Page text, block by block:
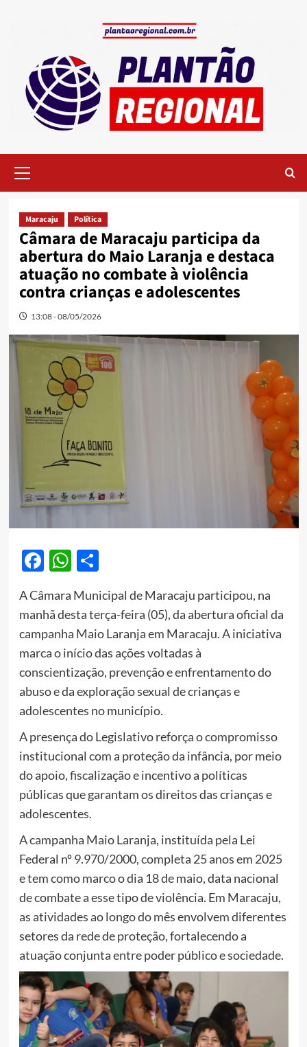
Menu
Maracaju Política
Câmara de Maracaju participa da
abertura do Maio Laranja e destaca
atuação no combate à violência
contra crianças e adolescentes
13:08 - 08/05/2026
Facebook
WhatsApp
Share
A Câmara Municipal de Maracaju participou, na
manhã desta terça-feira (05), da abertura oficial da
campanha Maio Laranja em Maracaju. A iniciativa
marca o início das ações voltadas à
conscientização, prevenção e enfrentamento do
abuso e da exploração sexual de crianças e
adolescentes no município.
A presença do Legislativo reforça o compromisso
institucional com a proteção da infância, por meio
do apoio, fiscalização e incentivo a políticas
públicas que garantam os direitos das crianças e
adolescentes.
A campanha Maio Laranja, instituída pela Lei
Federal nº 9.970/2000, completa 25 anos em 2025
e tem como marco o dia 18 de maio, data nacional
de combate a esse tipo de violência. Em Maracaju,
as atividades ao longo do mês envolvem diferentes
setores da rede de proteção, fortalecendo a
atuação conjunta entre poder público e sociedade.